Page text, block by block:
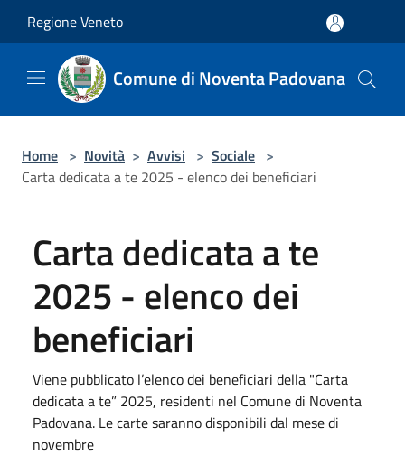
Regione Veneto
Comune di Noventa Padovana
Home > Novità > Avvisi > Sociale >
Carta dedicata a te 2025 - elenco dei beneficiari
Carta dedicata a te
2025 - elenco dei
beneficiari
Viene pubblicato l’elenco dei beneficiari della "Carta
dedicata a te” 2025, residenti nel Comune di Noventa
Padovana. Le carte saranno disponibili dal mese di
novembre